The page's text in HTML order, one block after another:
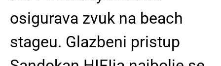
osigurava zvuk na beach
stageu. Glazbeni pristup